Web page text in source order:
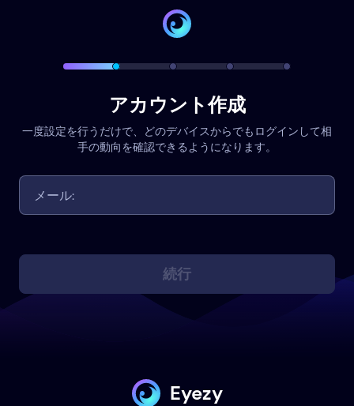
アカウント作成
一度設定を行うだけで、どのデバイスからでもログインして相
手の動向を確認できるようになります。
続行
Eyezy